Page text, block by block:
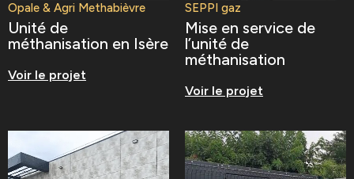
Opale & Agri Methabièvre
Unité de
méthanisation en Isère
Voir le projet
SEPPI gaz
Mise en service de
l’unité de
méthanisation
Voir le projet